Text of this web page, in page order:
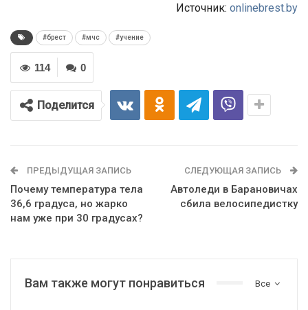
Источник: onlinebrest.by
#брест #мчс #учение
0
114
Поделится
ПРЕДЫДУЩАЯ ЗАПИСЬ
Почему температура тела
36,6 градуса, но жарко
нам уже при 30 градусах?
СЛЕДУЮЩАЯ ЗАПИСЬ
Автоледи в Барановичах
сбила велосипедистку
Все
Вам также могут понравиться